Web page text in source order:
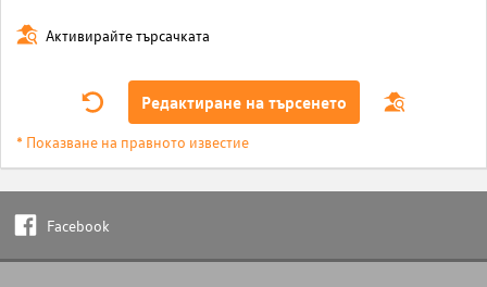
Активирайте търсачката
Редактиране на търсенето
* Показване на правното известие
Facebook